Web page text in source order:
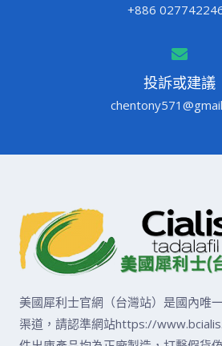
+886
投訴或建議
美國犀利士官網（台灣站）是國內唯
渠道，請認準網站https://